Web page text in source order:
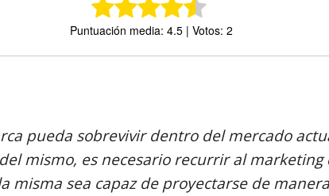
Puntuación media: 4.5 | Votos: 2
pueda sobrevivir dentro del mercado
mismo, es necesario recurrir al marketing
misma sea capaz de proyectarse de